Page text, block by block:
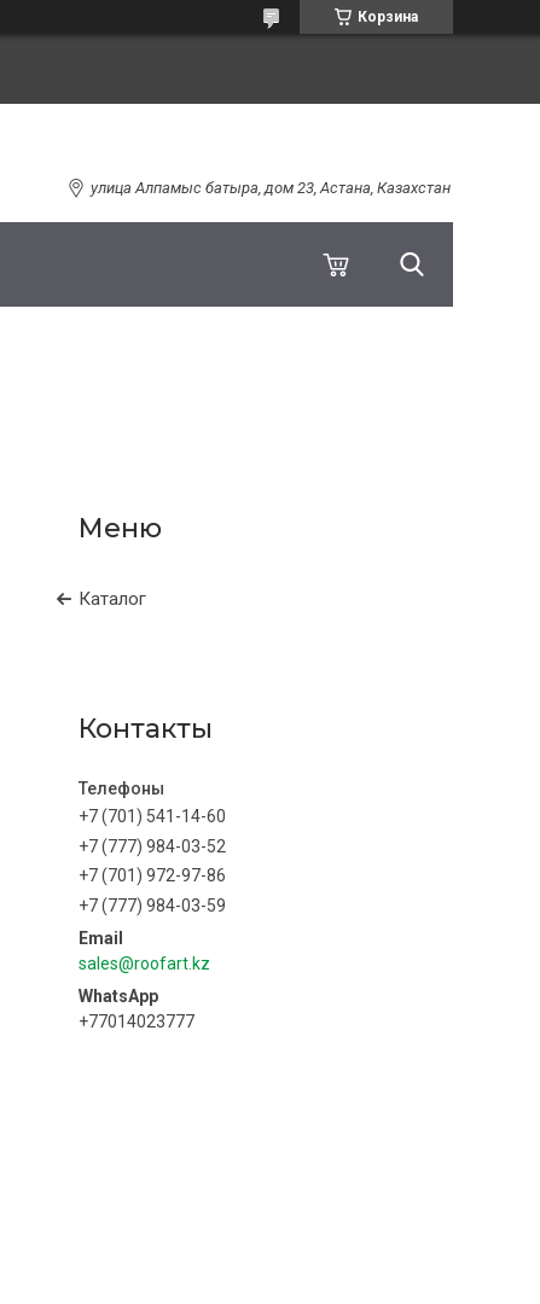
Корзина
улица Алпамыс батыра, дом 23, Астана, Казахстан
Каталог
Контакты
+7 (701) 541-14-60
+7 (777) 984-03-52
+7 (701) 972-97-86
+7 (777) 984-03-59
sales@roofart.kz
+77014023777